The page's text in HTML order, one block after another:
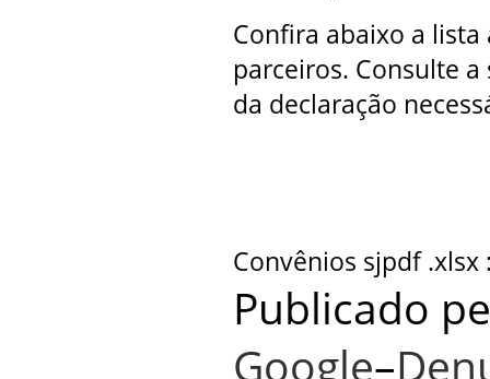
Confira abaixo a
parceiros. Consulte a
da declaração
Convênios sjpdf .xlsx
Publicado
Google–